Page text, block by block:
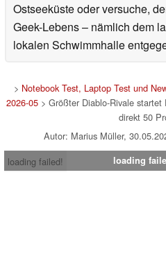
Ostseeküste oder versuche,
Geek-Lebens – nämlich dem
lokalen Schwimmhalle
> Notebook Test, Laptop Test und
2026-05> Größter Diablo-Rivale startet
direkt 50
Autor: Marius Müller,
loading failed!
loading